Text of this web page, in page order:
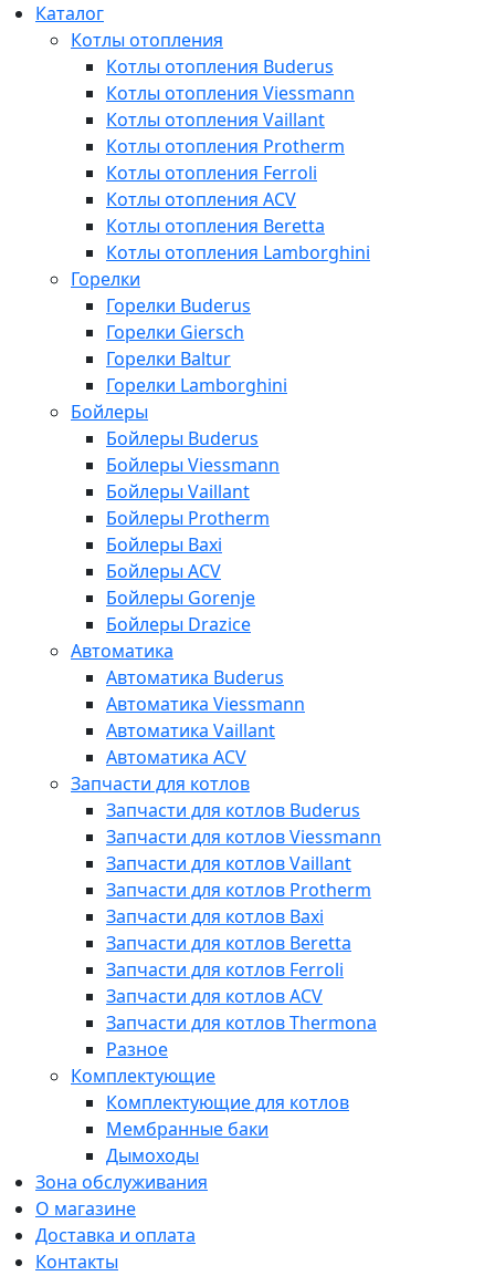
Каталог
Котлы отопления
Котлы отопления Buderus
Котлы отопления Viessmann
Котлы отопления Vaillant
Котлы отопления Protherm
Котлы отопления Ferroli
Котлы отопления ACV
Котлы отопления Beretta
Котлы отопления Lamborghini
Горелки
Горелки Buderus
Горелки Giersch
Горелки Baltur
Горелки Lamborghini
Бойлеры
Бойлеры Buderus
Бойлеры Viessmann
Бойлеры Vaillant
Бойлеры Protherm
Бойлеры Baxi
Бойлеры ACV
Бойлеры Gorenje
Бойлеры Drazice
Автоматика
Автоматика Buderus
Автоматика Viessmann
Автоматика Vaillant
Автоматика ACV
Запчасти для котлов
Запчасти для котлов Buderus
Запчасти для котлов Viessmann
Запчасти для котлов Vaillant
Запчасти для котлов Protherm
Запчасти для котлов Baxi
Запчасти для котлов Beretta
Запчасти для котлов Ferroli
Запчасти для котлов ACV
Запчасти для котлов Thermona
Разное
Комплектующие
Комплектующие для котлов
Мембранные баки
Дымоходы
Зона обслуживания
О магазине
Доставка и оплата
Контакты